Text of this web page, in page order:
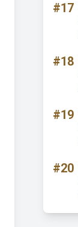
#17
#18
#19
#20